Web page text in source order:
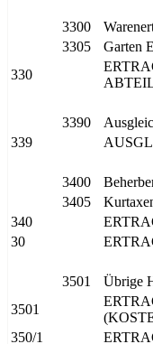
3300
3305
Garten
330
3390
339
3400
3405
340
30
3501 Übrige
3501
350/1